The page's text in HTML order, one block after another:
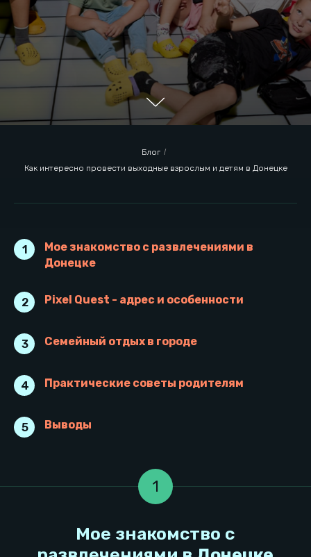
Блог /
Как интересно провести выходные взрослым и детям в Донецке
1
Мое знакомство с развлечениями в
Донецке
2 Pixel Quest - адрес и особенности
3 Семейный отдых в городе
4 Практические советы родителям
5 Выводы
1
Мое знакомство с
развлечениями вДонецке